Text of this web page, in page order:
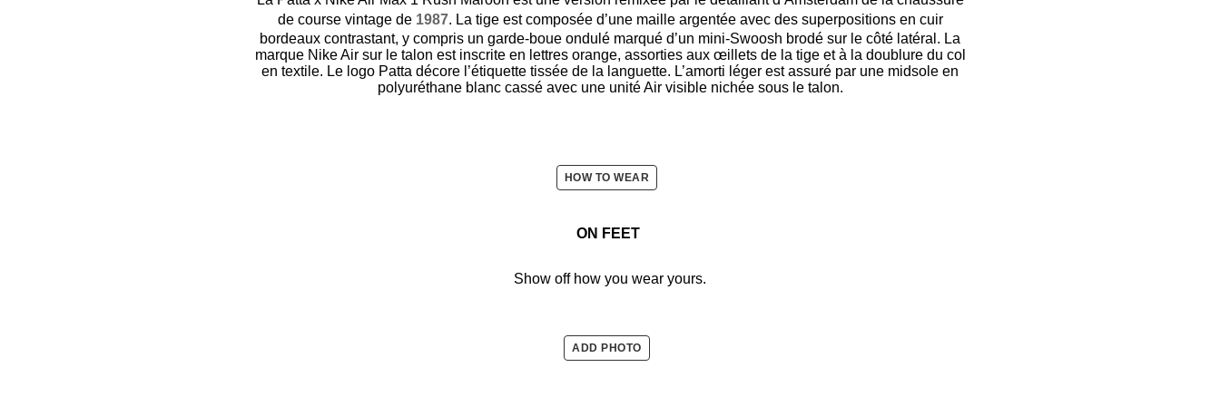
de course vintage de 1987. La tige est composée d’une maille argentée avec des superpositions en cuir
bordeaux contrastant, y compris un garde-boue ondulé marqué d’un mini-Swoosh brodé sur le côté latéral. La
marque Nike Air sur le talon est inscrite en lettres orange, assorties aux œillets de la tige et à la doublure du col
en textile. Le logo Patta décore l’étiquette tissée de la languette. L’amorti léger est assuré par une midsole en
polyuréthane blanc cassé avec une unité Air visible nichée sous le talon.
HOW TO WEAR
ON FEET
Show off how you wear yours.
ADD PHOTO